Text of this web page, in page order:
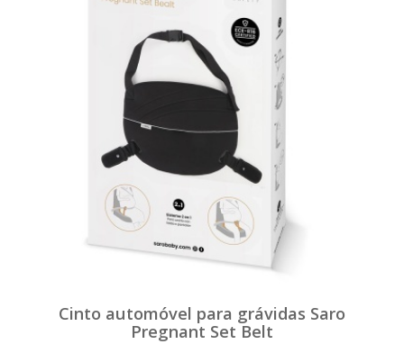
Cinto automóvel para grávidas Saro
Pregnant Set Belt